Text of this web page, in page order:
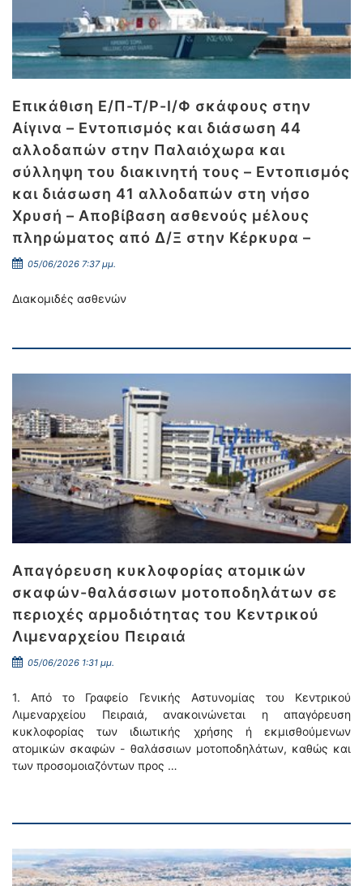
Επικάθιση Ε/Π-Τ/Ρ-Ι/Φ σκάφους στην
Αίγινα – Εντοπισμός και διάσωση 44
αλλοδαπών στην Παλαιόχωρα και
σύλληψη του διακινητή τους – Εντοπισμός
και διάσωση 41 αλλοδαπών στη νήσο
Χρυσή – Αποβίβαση ασθενούς μέλους
πληρώματος από Δ/Ξ στην Κέρκυρα –
05/06/2026 7:37 μμ.
Διακομιδές ασθενών
Απαγόρευση κυκλοφορίας ατομικών
σκαφών-θαλάσσιων μοτοποδηλάτων σε
περιοχές αρμοδιότητας του Κεντρικού
Λιμεναρχείου Πειραιά
05/06/2026 1:31 μμ.
1. Από το Γραφείο Γενικής Αστυνομίας του Κεντρικού
Λιμεναρχείου Πειραιά, ανακοινώνεται η απαγόρευση
κυκλοφορίας των ιδιωτικής χρήσης ή εκμισθούμενων
ατομικών σκαφών - θαλάσσιων μοτοποδηλάτων, καθώς και
των προσομοιαζόντων προς …